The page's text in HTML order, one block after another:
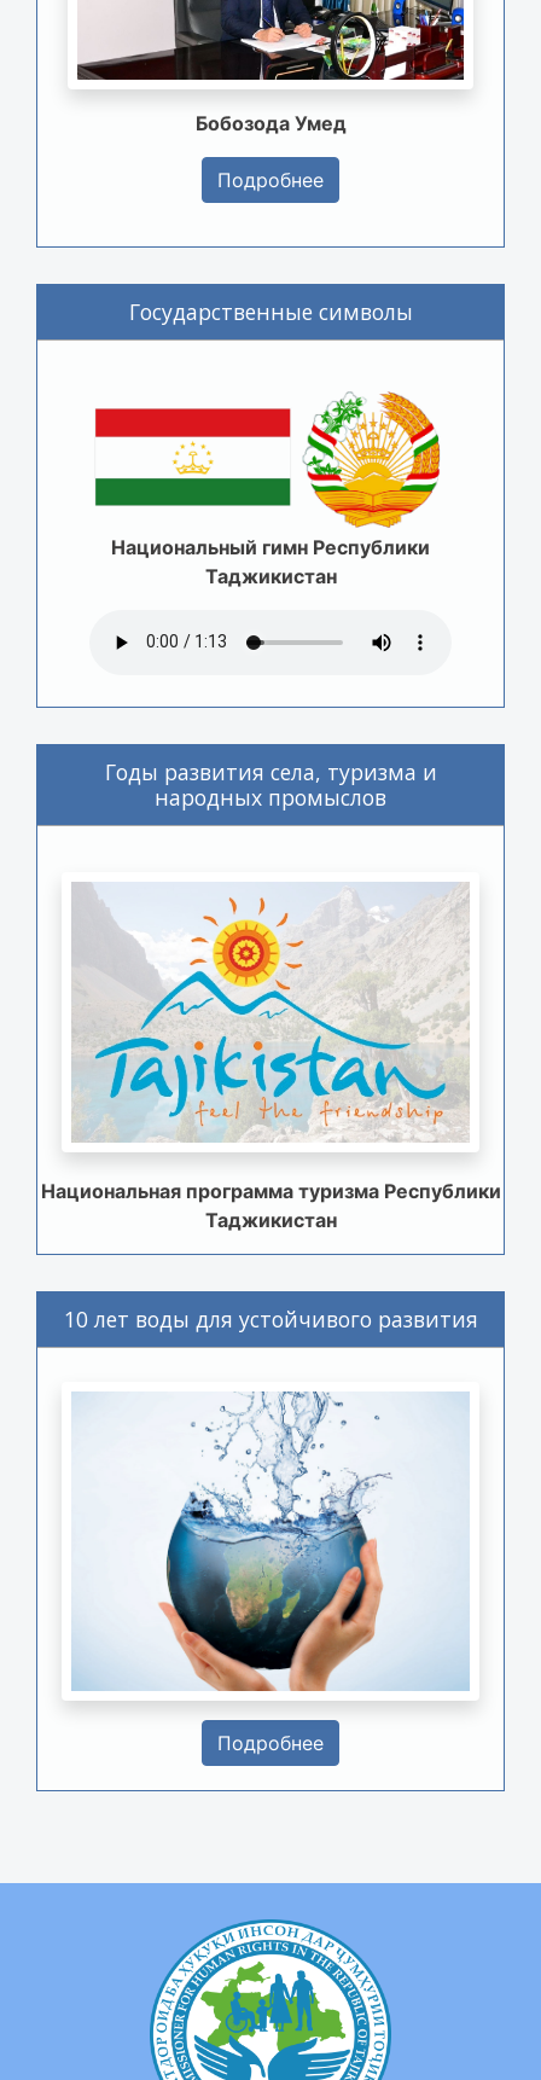
Бобозода Умед
Подробнее
Государственные символы
Национальный гимн Республики
Таджикистан
Годы развития села, туризма и
народных промыслов
Национальная программа туризма Республики
Таджикистан
10 лет воды для устойчивого развития
Подробнее